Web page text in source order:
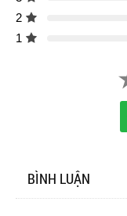
2
1
BÌNH LUẬN